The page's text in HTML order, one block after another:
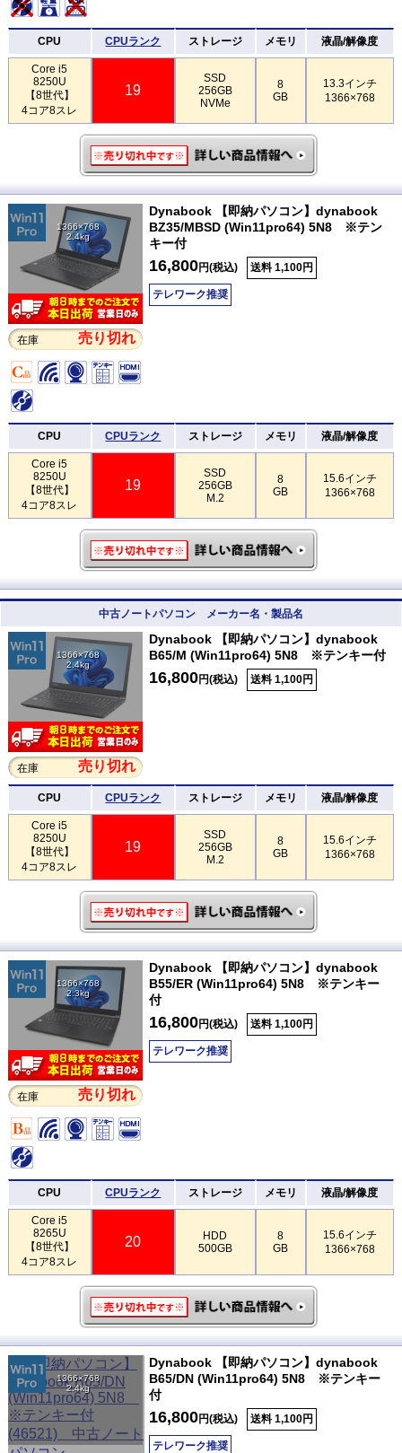
CPU CPUランク ストレージ メモリ 液晶/解像度
Core i5
8250U
【8世代】
4コア8スレ
19
SSD
256GB
NVMe
8
GB
13.3インチ
1366×768
1366×768
2.4kg
在庫 売り切れ
Dynabook 【即納パソコン】dynabook
BZ35/MBSD (Win11pro64) 5N8 ※テン
キー付
16,800円(税込) 送料 1,100円
テレワーク推奨
CPU CPUランク ストレージ メモリ 液晶/解像度
Core i5
8250U
【8世代】
4コア8スレ
19
SSD
256GB
M.2
8
GB
15.6インチ
1366×768
中古ノートパソコン メーカー名・製品名
1366×768
2.4kg
在庫 売り切れ
Dynabook 【即納パソコン】dynabook
B65/M (Win11pro64) 5N8 ※テンキー付
16,800円(税込) 送料 1,100円
CPU CPUランク ストレージ メモリ 液晶/解像度
Core i5
8250U
【8世代】
4コア8スレ
19
SSD
256GB
M.2
8
GB
15.6インチ
1366×768
1366×768
2.3kg
在庫 売り切れ
Dynabook 【即納パソコン】dynabook
B55/ER (Win11pro64) 5N8 ※テンキー
付
16,800円(税込) 送料 1,100円
テレワーク推奨
CPU CPUランク ストレージ メモリ 液晶/解像度
Core i5
8265U
【8世代】
4コア8スレ
20
HDD
500GB
8
GB
15.6インチ
1366×768
1366×768
2.4kg
Dynabook 【即納パソコン】dynabook
B65/DN (Win11pro64) 5N8 ※テンキー
付
16,800円(税込) 送料 1,100円
テレワーク推奨